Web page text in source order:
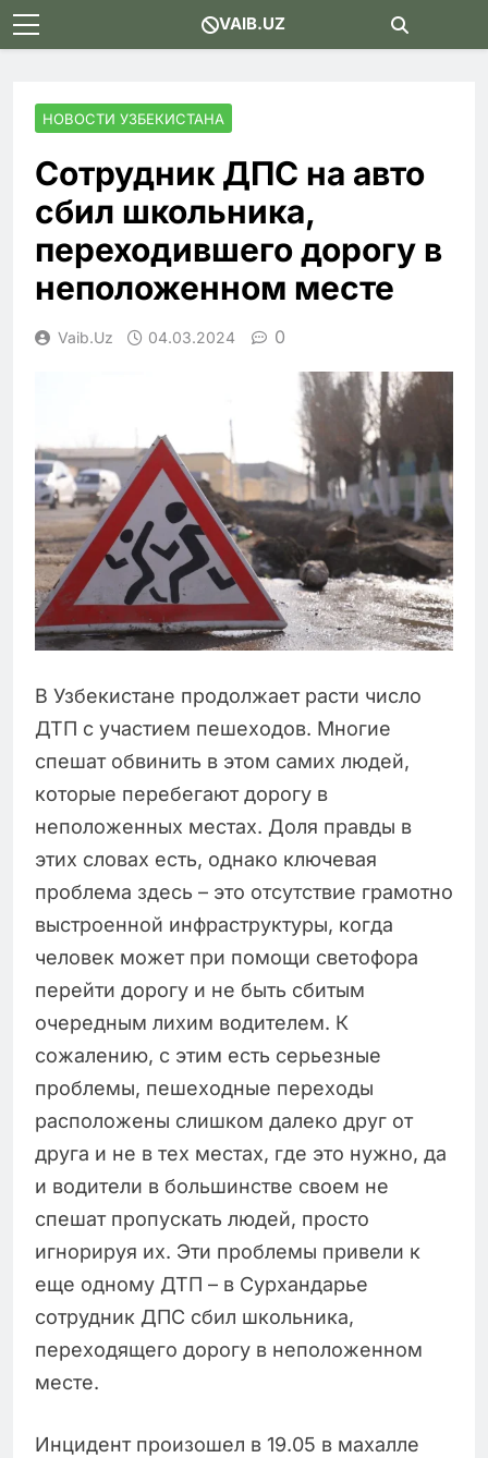
Skip
to
VAIB.UZ
НОВОСТИ УЗБЕКИСТАНА
Сотрудник ДПС на авто
сбил школьника,
переходившего дорогу в
неположенном месте
Vaib.uz 04.03.2024 0
В Узбекистане продолжает расти число
ДТП с участием пешеходов. Многие
спешат обвинить в этом самих людей,
которые перебегают дорогу в
неположенных местах. Доля правды в
этих словах есть, однако ключевая
проблема здесь – это отсутствие грамотно
выстроенной инфраструктуры, когда
человек может при помощи светофора
перейти дорогу и не быть сбитым
очередным лихим водителем. К
сожалению, с этим есть серьезные
проблемы, пешеходные переходы
расположены слишком далеко друг от
друга и не в тех местах, где это нужно, да
и водители в большинстве своем не
спешат пропускать людей, просто
игнорируя их. Эти проблемы привели к
еще одному ДТП – в Сурхандарье
сотрудник ДПС сбил школьника,
переходящего дорогу в неположенном
месте.
Инцидент произошел в 19.05 в махалле